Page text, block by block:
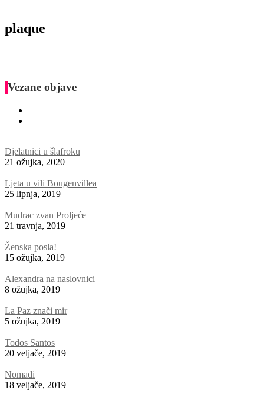
plaque
Vezane objave
Djelatnici u šlafroku
21 ožujka, 2020
Ljeta u vili Bougenvillea
25 lipnja, 2019
Mudrac zvan Proljeće
21 travnja, 2019
Ženska posla!
15 ožujka, 2019
Alexandra na naslovnici
8 ožujka, 2019
La Paz znači mir
5 ožujka, 2019
Todos Santos
20 veljače, 2019
Nomadi
18 veljače, 2019